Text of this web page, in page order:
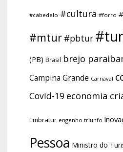
#cabedelo #cultura #forro
#mtur #pbtur
(PB) Brasil brejo
Campina Grande Carnaval
Covid-19 economia
Embratur engenho triunfo
Pessoa Ministro do